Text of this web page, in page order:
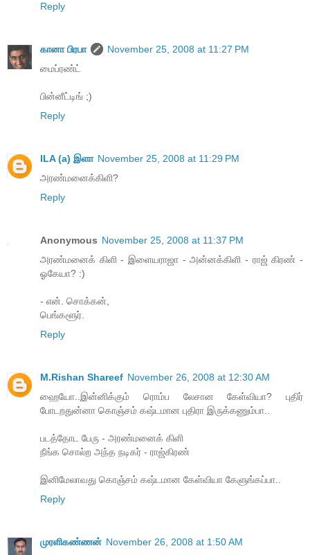
Reply
கானா பிரபா
November 25, 2008 at 11:27 PM
மைப்ரண்ட்
பின்னீட்டிங் ;)
Reply
ILA (a) இளா November 25, 2008 at 11:29 PM
அரண்மனைக்கிளி?
Reply
Anonymous November 25, 2008 at 11:37 PM
அரண்மனைக் கிளி - இளையராஜா - அன்னக்கிளி - ராஜ் கிரண் -
ஓகேயா? :)
- என். சொக்கன்,
பெங்களூர்.
Reply
M.Rishan Shareef November 26, 2008 at 12:30 AM
ஹையோ..இன்னிக்கும் ரொம்ப லேசான கேள்வியா? புதிர்
போடறதுன்னா கொஞ்சம் கஷ்டமான புதிரா இருக்கணும்பா..
படத்தோட பேரு - அரண்மனைக் கிளி
நீங்க சொல்ற அந்த நடிகர் - ராஜ்கிரண்
இனிமேலாவது கொஞ்சம் கஷ்டமான கேள்வியா கேளுங்கப்பா..
Reply
முரளிகண்ணன் November 26, 2008 at 1:50 AM